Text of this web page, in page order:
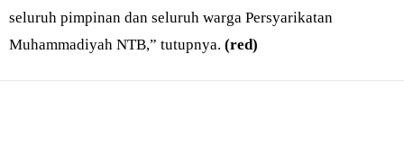
seluruh pimpinan dan seluruh warga Persyarikatan
Muhammadiyah NTB,” tutupnya. (red)